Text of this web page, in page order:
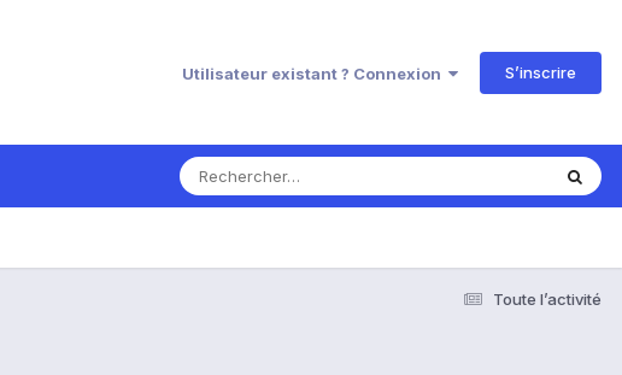
Utilisateur existant ? Connexion S’inscrire
Toute l’activité